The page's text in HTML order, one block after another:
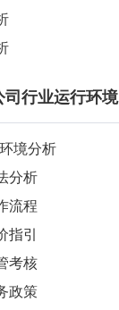
司行业运行环境
境分析
分析
流程
指引
考核
政策